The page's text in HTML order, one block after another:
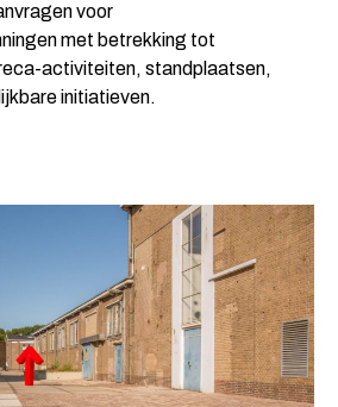
voor
met betrekking tot
activiteiten, standplaatsen,
initiatieven.